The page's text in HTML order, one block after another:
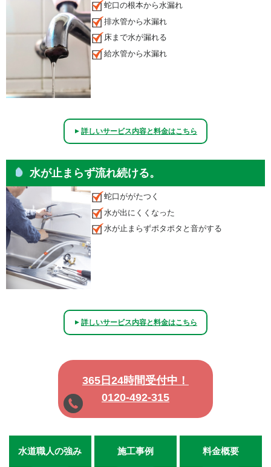
蛇口の根本から水漏れ
排水管から水漏れ
床まで水が漏れる
給水管から水漏れ
▲詳しいサービス内容と料金はこちら
水が止まらず流れ続ける。
蛇口ががたつく
水が出にくくなった
水が止まらずポタポタと音がする
▲詳しいサービス内容と料金はこちら
365日24時間受付中！
0120-492-315
水道職人の強み 施工事例 料金概要